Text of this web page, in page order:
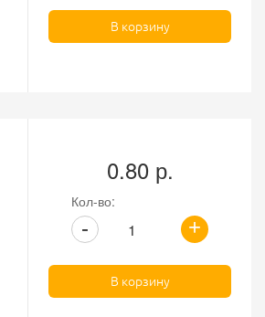
В корзину
0.80 р.
Кол-во:
+
-
В корзину